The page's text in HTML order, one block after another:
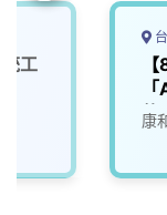
工
軟
康